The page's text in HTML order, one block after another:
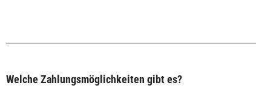
Welche Zahlungsmöglichkeiten gibt es?